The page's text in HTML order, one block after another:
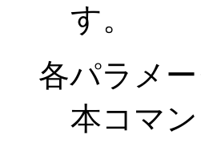
す。
各パラメ
本コマ